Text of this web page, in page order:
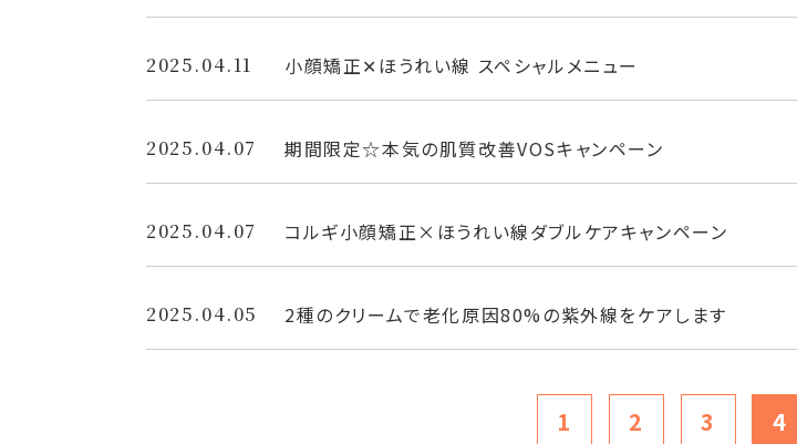
2025.04.11 小顔矯正✕ほうれい線 スペシャルメニュー
2025.04.07 期間限定☆本気の肌質改善VOSキャンペーン
2025.04.07 コルギ小顔矯正×ほうれい線ダブルケアキャンペーン
2025.04.05 2種のクリームで老化原因80%の紫外線をケアします
1 2 3 4